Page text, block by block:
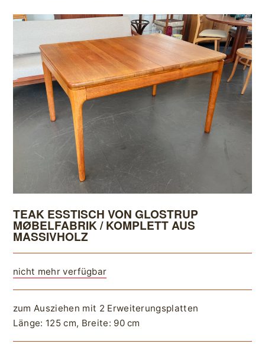
TEAK ESSTISCH VON GLOSTRUP
MØBELFABRIK / KOMPLETT AUS
MASSIVHOLZ
nicht mehr verfügbar
zum Ausziehen mit 2 Erweiterungsplatten
Länge: 125 cm, Breite: 90 cm